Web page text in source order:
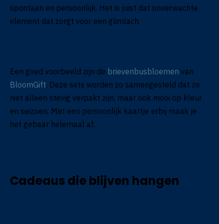
spontaan en persoonlijk. Het is juist dat onverwachte
element dat zorgt voor een glimlach.
Een goed voorbeeld zijn de brievenbusbloemen van
BloomGift. Deze sets worden zo samengesteld dat ze
niet alleen stevig verpakt zijn, maar ook mooi op kleur
en seizoen. Met een persoonlijk kaartje erbij maak je
het gebaar helemaal af.
Cadeaus die blijven hangen